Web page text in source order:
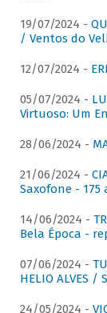
19/07/2024 -
/ Ventos do
12/07/2024 -
05/07/2024 -
Virtuoso: Um
28/06/2024 -
21/06/2024 -
Saxofone -
14/06/2024 -
Bela Época -
07/06/2024 -
HELIO ALVES /
24/05/2024 -